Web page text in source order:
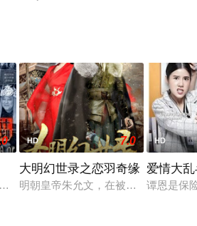
步至豆瓣电影、电视猫或剧情网
妖捉鬼的影片层出不穷，上天下令制
HD 7.0
大明幻世录之恋羽奇缘
明朝皇帝朱允文，在被朱棣篡位谋杀
HD
爱情大
谭恩是保